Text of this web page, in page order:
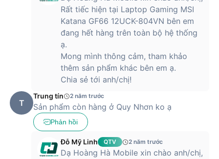
kết nối tiện ích, Laptop Gaming MSI Katana GF66 12UCK-
804VN sẽ là sự lựa chọn tốt cho mọi nhu cầu của người
Hiện tại, Hoàng Hà Mobile đã trở thành nhà phân phối laptop
& phụ kiện máy tính với những sản phẩm chất lượng cao và
mức giá hấp dẫn. Để mua Laptop Gaming MSI Katana GF66
12UCK-804VN - Chính hãng, hãy tới các chi nhánh Hoàng Hà
Mobile gần nhất hoặc click đặt hàng để được giao hàng tận
tay hoàn toàn miễn phí.
Rất tiếc hiện tại Laptop Gaming MSI
Katana GF66 12UCK-804VN bên em
đang hết hàng trên toàn bộ hệ thống
ạ.
Mong mình thông cảm, tham khảo
thêm sản phẩm khác bên em ạ.
Chia sẻ tới anh/chị!
T
Trung tín 2 năm trước
Sản phẩm còn hàng ở Quy Nhơn ko ạ
Phản hồi
Đỗ Mỹ Linh QTV 2 năm trước
Dạ Hoàng Hà Mobile xin chào anh/chị,